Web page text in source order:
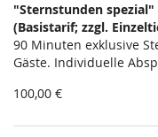
"Sternstunden
(Basistarif; zzgl.
90 Minuten exklusive
Gäste. Individuelle
100,00 €